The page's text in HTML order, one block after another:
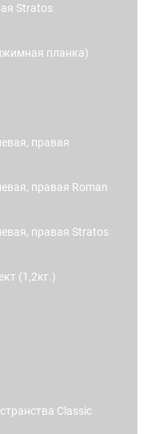
Stratos
планка)
правая
правая Roman
правая Stratos
(1,2кг.)
Classic